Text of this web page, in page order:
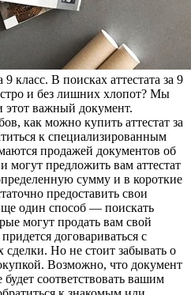
класс. В поисках аттестата за 9
и без лишних хлопот? Мы
этот важный документ.
как можно купить аттестат за
к специализированным
продажей документов об
могут предложить вам аттестат
сумму и в короткие
предоставить свои
один способ — поискать
могут продать вам свой
договариваться с
Но не стоит забывать о
Возможно, что документ
соответствовать вашим